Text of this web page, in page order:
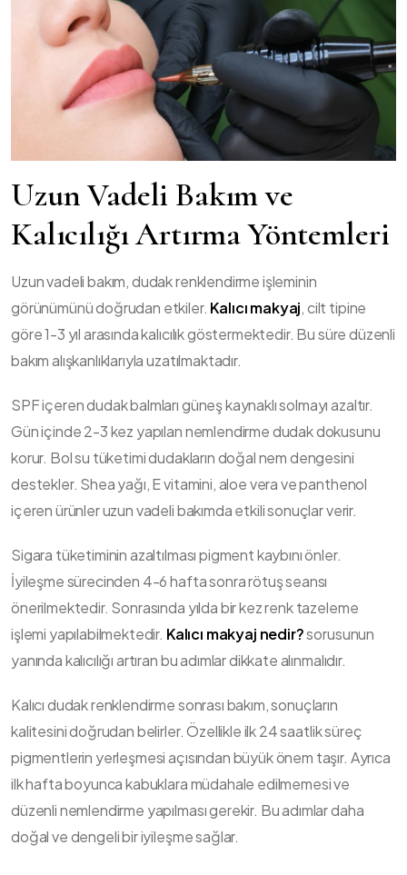
Uzun Vadeli Bakım ve
Kalıcılığı Artırma Yöntemleri
Uzun vadeli bakım, dudak renklendirme işleminin
görünümünü doğrudan etkiler. Kalıcı makyaj, cilt tipine
göre 1-3 yıl arasında kalıcılık göstermektedir. Bu süre düzenli
bakım alışkanlıklarıyla uzatılmaktadır.
SPF içeren dudak balmları güneş kaynaklı solmayı azaltır.
Gün içinde 2-3 kez yapılan nemlendirme dudak dokusunu
korur. Bol su tüketimi dudakların doğal nem dengesini
destekler. Shea yağı, E vitamini, aloe vera ve panthenol
içeren ürünler uzun vadeli bakımda etkili sonuçlar verir.
Sigara tüketiminin azaltılması pigment kaybını önler.
İyileşme sürecinden 4-6 hafta sonra rötuş seansı
önerilmektedir. Sonrasında yılda bir kez renk tazeleme
işlemi yapılabilmektedir. Kalıcı makyaj nedir?sorusunun
yanında kalıcılığı artıran bu adımlar dikkate alınmalıdır.
Kalıcı dudak renklendirme sonrası bakım, sonuçların
kalitesini doğrudan belirler. Özellikle ilk 24 saatlik süreç
pigmentlerin yerleşmesi açısından büyük önem taşır. Ayrıca
ilk hafta boyunca kabuklara müdahale edilmemesi ve
düzenli nemlendirme yapılması gerekir. Bu adımlar daha
doğal ve dengeli bir iyileşme sağlar.